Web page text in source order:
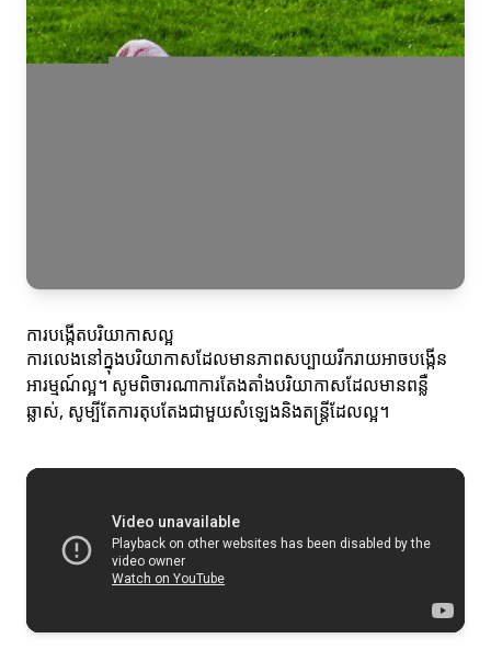
ការបង្កើតបរិយាកាសល្អ
ការលេងនៅក្នុងបរិយាកាសដែលមានភាពសប្បាយរីករាយអាចបង្កើន
អារម្មណ៍ល្អ។ សូមពិចារណាការតែងតាំងបរិយាកាសដែលមានពន្លឺ
ឆ្លាស់, សូម្បីតែការតុបតែងជាមួយសំឡេងនិងតន្រ្តីដែលល្អ។